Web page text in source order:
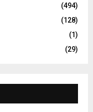
(494)
(128)
(1)
(29)